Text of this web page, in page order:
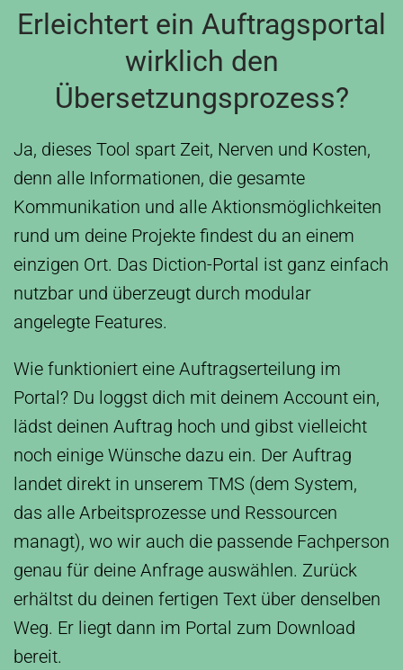
Erleichtert ein Auftragsportal
wirklich den
Übersetzungsprozess?
Ja, dieses Tool spart Zeit, Nerven und Kosten,
denn alle Informationen, die gesamte
Kommunikation und alle Aktionsmöglichkeiten
rund um deine Projekte findest du an einem
einzigen Ort. Das Diction-Portal ist ganz einfach
nutzbar und überzeugt durch modular
angelegte Features.
Wie funktioniert eine Auftragserteilung im
Portal? Du loggst dich mit deinem Account ein,
lädst deinen Auftrag hoch und gibst vielleicht
noch einige Wünsche dazu ein. Der Auftrag
landet direkt in unserem TMS (dem System,
das alle Arbeitsprozesse und Ressourcen
managt), wo wir auch die passende Fachperson
genau für deine Anfrage auswählen. Zurück
erhältst du deinen fertigen Text über denselben
Weg. Er liegt dann im Portal zum Download
bereit.